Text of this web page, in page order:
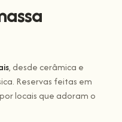
, desde cerâmica e
Reservas feitas em
locais que adoram o